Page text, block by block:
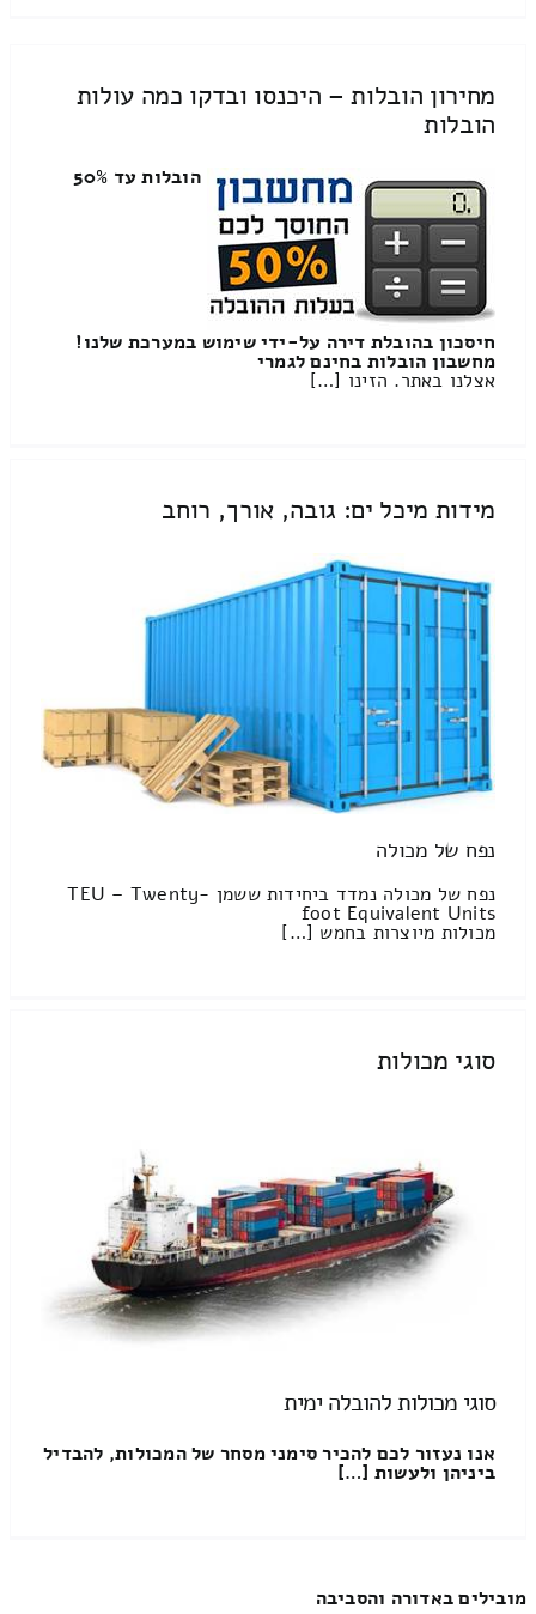
מחירון הובלות – היכנסו ובדקו כמה עולות
הובלות
הובלות עד 50%
חיסכון בהובלת דירה על-ידי שימוש במערכת שלנו!
מחשבון הובלות בחינם לגמרי
אצלנו באתר. הזינו […]
מידות מיכל ים: גובה, אורך, רוחב
נפח של מכולה
נפח של מכולה נמדד ביחידות ששמן TEU – Twenty-
foot Equivalent Units
מכולות מיוצרות בחמש […]
סוגי מכולות
סוגי מכולות להובלה ימית
אנו נעזור לכם להכיר סימני מסחר של המכולות, להבדיל
ביניהן ולעשות […]
מובילים באדורה והסביבה